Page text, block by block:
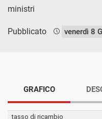
ministri
Pubblicato venerdì 8
GRAFICO